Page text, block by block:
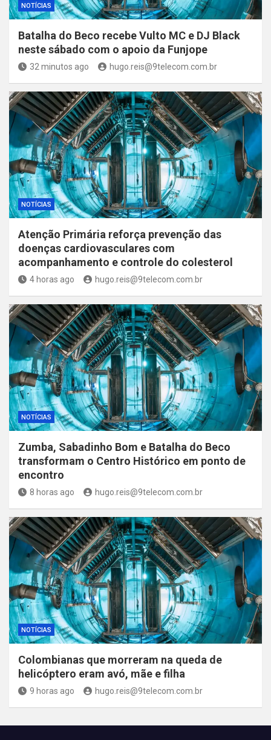
NOTÍCIAS
Batalha do Beco recebe Vulto MC e DJ Black
neste sábado com o apoio da Funjope
32 minutos ago hugo.reis@9telecom.com.br
NOTÍCIAS
Atenção Primária reforça prevenção das
doenças cardiovasculares com
acompanhamento e controle do colesterol
4 horas ago hugo.reis@9telecom.com.br
NOTÍCIAS
Zumba, Sabadinho Bom e Batalha do Beco
transformam o Centro Histórico em ponto de
encontro
8 horas ago hugo.reis@9telecom.com.br
NOTÍCIAS
Colombianas que morreram na queda de
helicóptero eram avó, mãe e filha
9 horas ago hugo.reis@9telecom.com.br